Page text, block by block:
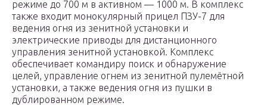
режиме до 700 м в активном — 1000 м. В комплекс
также входит монокулярный прицел ПЗУ-7 для
ведения огня из зенитной установки и
электрические приводы для дистанционного
управления зенитной установкой. Комплекс
обеспечивает командиру поиск и обнаружение
целей, управление огнем из зенитной пулемётной
установки, а также ведения огня из пушки в
дублированном режиме.